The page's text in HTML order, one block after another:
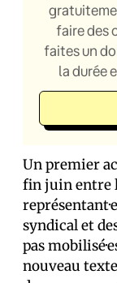
faire des
faites un
la durée
Un premier
fin juin entre
syndical et
pas
nouveau